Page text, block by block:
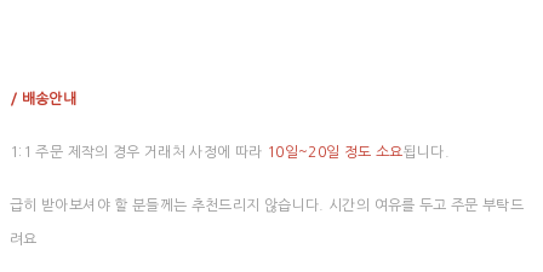
/ 배송안내
1:1 주문 제작의 경우 거래처 사정에 따라 10일~20일 정도 소요됩니다.
급히 받아보셔야 할 분들께는 추천드리지 않습니다. 시간의 여유를 두고 주문 부탁드
려요